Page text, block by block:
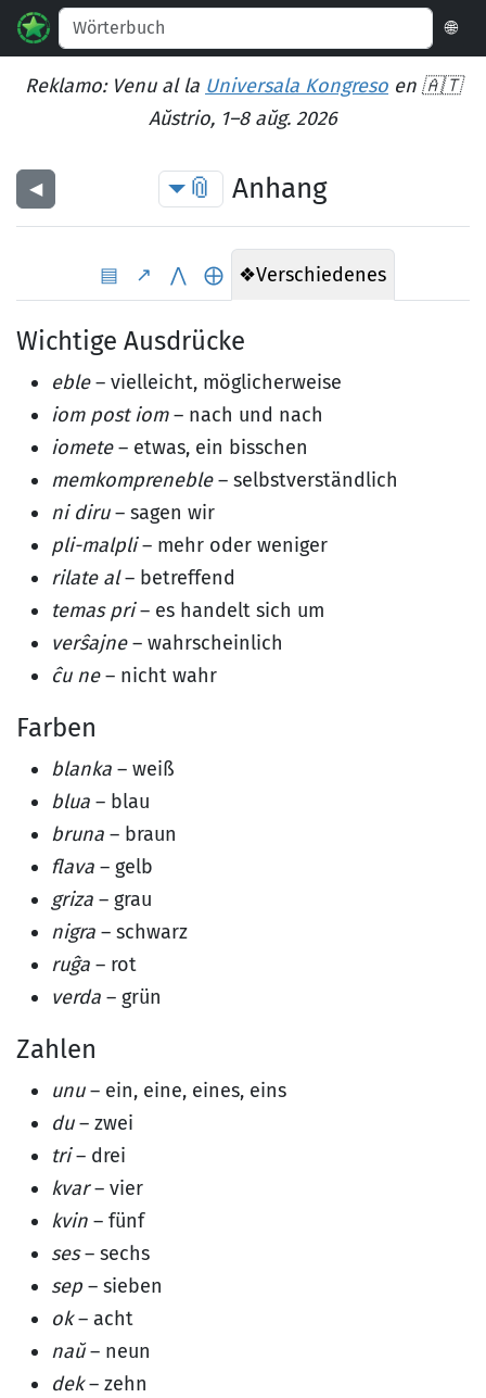
🌐
Reklamo: Venu al la Universala Kongreso en 🇦🇹
Aŭstrio, 1–8 aŭg. 2026
◀︎ 📎 Anhang
▤ ↗ ⋀ ⨁ ❖Verschiedenes
Wichtige Ausdrücke
eble– vielleicht, möglicherweise
iom post iom– nach und nach
iomete– etwas, ein bisschen
memkompreneble– selbstverständlich
ni diru– sagen wir
pli-malpli– mehr oder weniger
rilate al– betreffend
temas pri– es handelt sich um
verŝajne– wahrscheinlich
ĉu ne– nicht wahr
Farben
blanka – weiß
blua – blau
bruna – braun
flava – gelb
griza – grau
nigra – schwarz
ruĝa – rot
verda – grün
Zahlen
unu– ein, eine, eines, eins
du– zwei
tri– drei
kvar– vier
kvin – fünf
ses– sechs
sep – sieben
ok– acht
naŭ– neun
dek– zehn